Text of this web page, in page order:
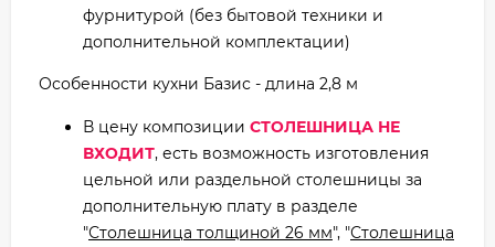
фурнитурой (без бытовой техники и
дополнительной комплектации)
Особенности кухни Базис - длина 2,8 м
В цену композиции СТОЛЕШНИЦА НЕ
ВХОДИТ, есть возможность изготовления
цельной или раздельной столешницы за
дополнительную плату в разделе
"Столешница толщиной 26 мм", "Столешница